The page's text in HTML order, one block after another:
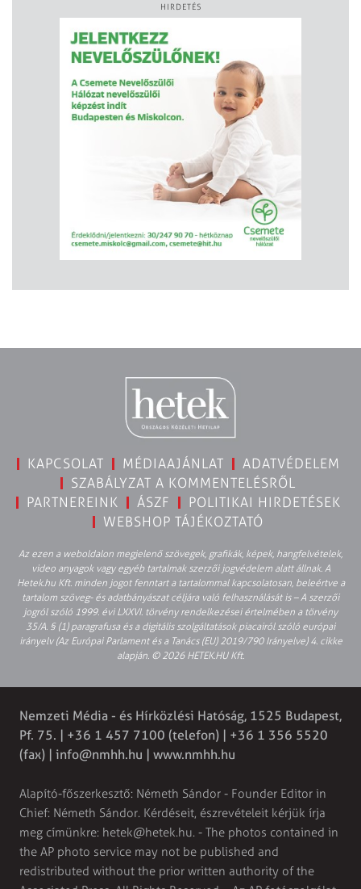
HIRDETÉS
KAPCSOLAT MÉDIAAJÁNLAT
ADATVÉDELEM
SZABÁLYZAT A KOMMENTELÉSRŐL
PARTNEREINK
ÁSZF
POLITIKAI HIRDETÉSEK
WEBSHOP TÁJÉKOZTATÓ
Az ezen a weboldalon megjelenő szövegek, grafikák, képek, hangfelvételek,
video anyagok vagy egyéb tartalmak szerzői jogvédelem alatt állnak. A
Hetek.hu Kft. minden jogot fenntart a tartalommal kapcsolatosan, beleértve a
tartalom szöveg- és adatbányászat céljára való felhasználását is – A szerzői
jogról szóló 1999. évi LXXVI. törvény rendelkezései értelmében a törvény
35/A. § (1) paragrafusa és a digitális szolgáltatások piacairól szóló európai
irányelv (Az Európai Parlament és a Tanács (EU) 2019/790 Irányelve) 4. cikke
alapján. © 2026 HETEK.HU Kft.
Nemzeti Média - és Hírközlési Hatóság, 1525 Budapest,
Pf. 75. | +36 1 457 7100 (telefon) | +36 1 356 5520
(fax) | info@nmhh.hu | www.nmhh.hu
Alapító-főszerkesztő: Németh Sándor - Founder Editor in
Chief: Németh Sándor. Kérdéseit, észrevételeit kérjük írja
meg címünkre: hetek@hetek.hu. - The photos contained in
the AP photo service may not be published and
redistributed without the prior written authority of the